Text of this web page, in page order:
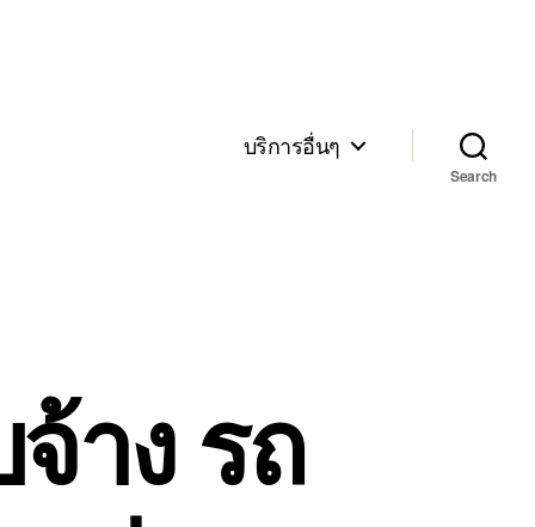
บริการอื่นๆ
Search
าง รถ